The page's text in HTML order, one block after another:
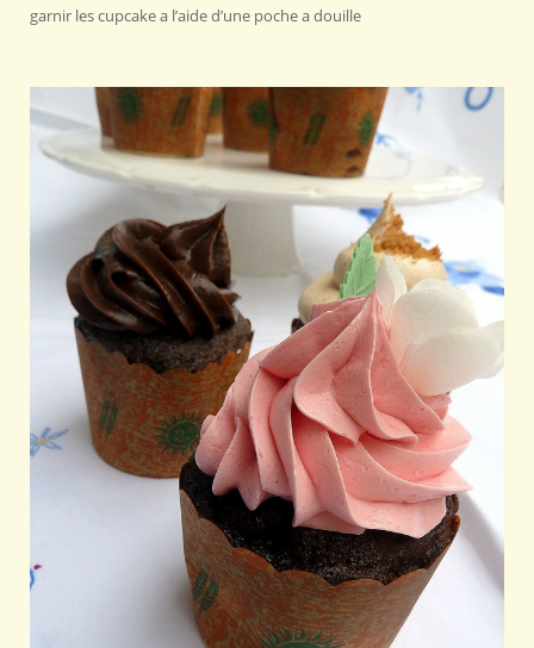
garnir les cupcake a l’aide d’une poche a douille